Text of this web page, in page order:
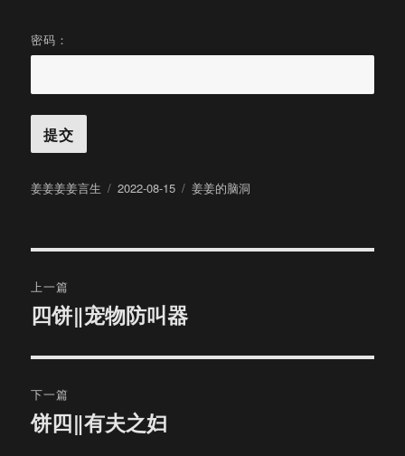
密码：
作
姜姜姜姜言生
发
2022-08-15
分
姜姜的脑洞
章
航
上一篇
上
文
章：
四饼‖宠物防叫器
下一篇
下
饼四‖有夫之妇